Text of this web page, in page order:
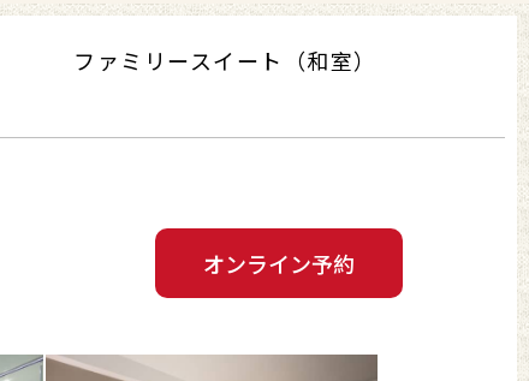
ファミリースイート（和室）
オンライン予約